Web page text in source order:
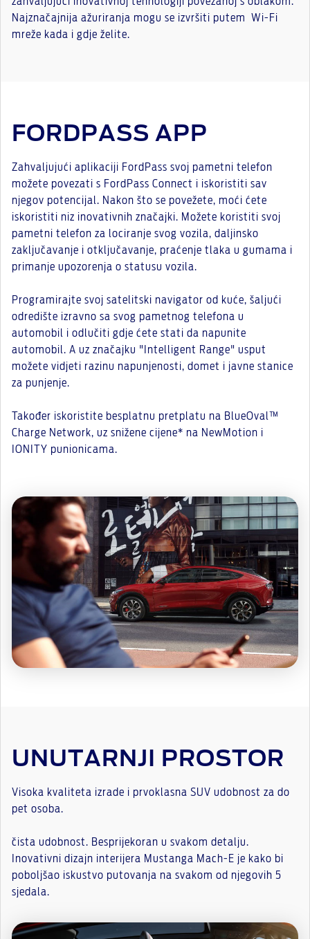
Najznačajnija ažuriranja mogu se izvršiti putem Wi-Fi
mreže kada i gdje želite.
FORDPASS APP
Zahvaljujući aplikaciji FordPass svoj pametni telefon
možete povezati s FordPass Connect i iskoristiti sav
njegov potencijal. Nakon što se povežete, moći ćete
iskoristiti niz inovativnih značajki. Možete koristiti svoj
pametni telefon za lociranje svog vozila, daljinsko
zaključavanje i otključavanje, praćenje tlaka u gumama i
primanje upozorenja o statusu vozila.
Programirajte svoj satelitski navigator od kuće, šaljući
odredište izravno sa svog pametnog telefona u
automobil i odlučiti gdje ćete stati da napunite
automobil. A uz značajku "Intelligent Range" usput
možete vidjeti razinu napunjenosti, domet i javne stanice
za punjenje.
Također iskoristite besplatnu pretplatu na BlueOval™
Charge Network, uz snižene cijene* na NewMotion i
IONITY punionicama.
UNUTARNJI PROSTOR
Visoka kvaliteta izrade i prvoklasna SUV udobnost za do
pet osoba.
čista udobnost. Besprijekoran u svakom detalju.
Inovativni dizajn interijera Mustanga Mach-E je kako bi
poboljšao iskustvo putovanja na svakom od njegovih 5
sjedala.